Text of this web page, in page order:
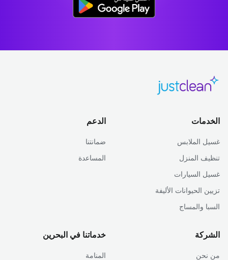
الخدمات
غسيل الملابس
تنظيف المنزل
غسيل السيارات
تزيين الحيوانات الأليفة
السبا والمساج
الدعم
ضمانتنا
المساعدة
الشركة
من نحن
خدماتنا في البحرين
المنامة